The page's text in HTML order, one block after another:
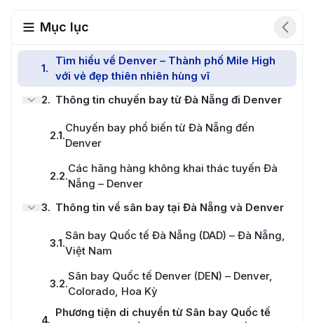
Mục lục
1.
Tìm hiểu về Denver – Thành phố Mile High
với vẻ đẹp thiên nhiên hùng vĩ
2. Thông tin chuyến bay từ Đà Nẵng đi Denver
2.1.
Chuyến bay phổ biến từ Đà Nẵng đến
Denver
2.2.
Các hãng hàng không khai thác tuyến Đà
Nẵng – Denver
3. Thông tin về sân bay tại Đà Nẵng và Denver
3.1.
Sân bay Quốc tế Đà Nẵng (DAD) – Đà Nẵng,
Việt Nam
3.2.
Sân bay Quốc tế Denver (DEN) – Denver,
Colorado, Hoa Kỳ
4.
Phương tiện di chuyển từ Sân bay Quốc tế